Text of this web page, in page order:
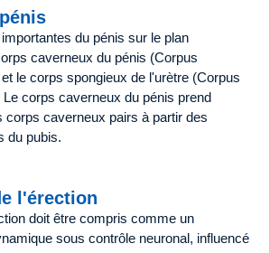
du pénis sur le plan
caverneux du pénis (Corpus
le corps spongieux de l'urètre (Corpus
corps caverneux du pénis prend
corps caverneux pairs à partir des
du pubis.
l'érection
doit être compris comme un
sous contrôle neuronal, influencé